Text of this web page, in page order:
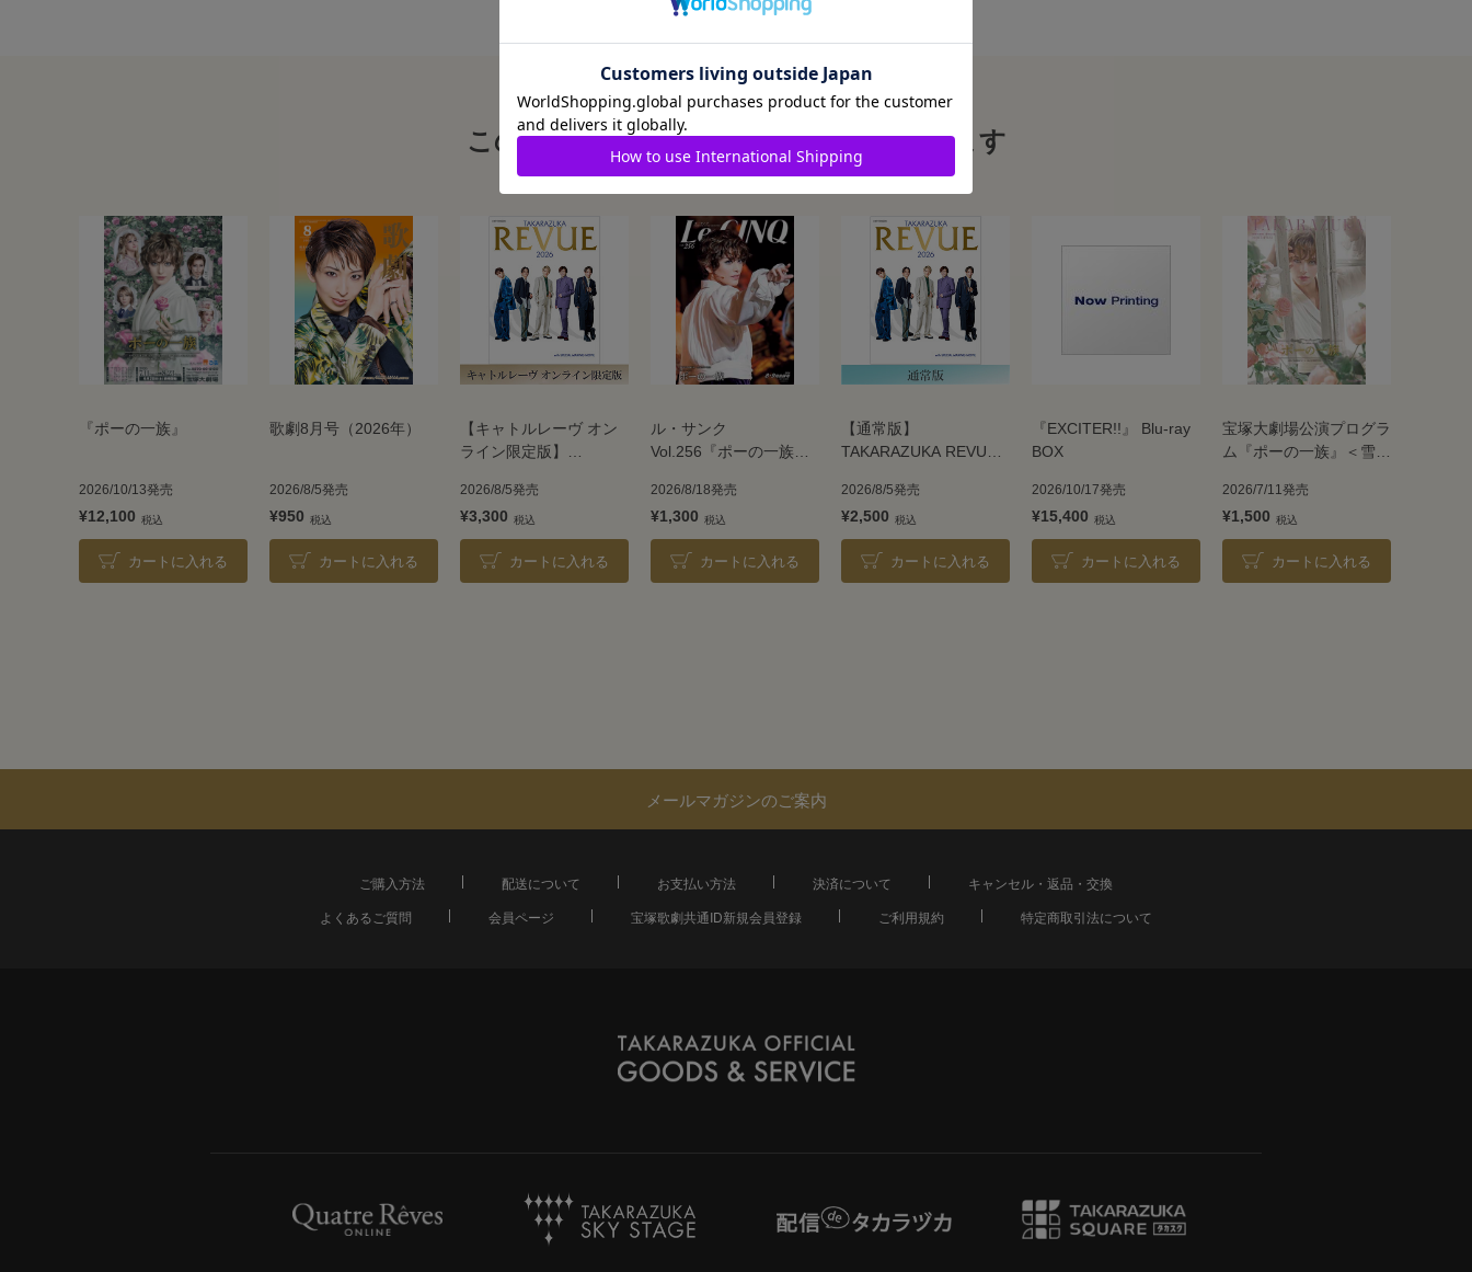
この商品を見た人はこんな商品も見ています
『ポーの一族』
2026/10/13発売
¥12,100
カートに入れる
歌劇8月号（2026年）
2026/8/5発売
¥950
カートに入れる
【キャトルレーヴ オン
ライン限定版】
2026
2026/8/5発売
¥3,300
カートに入れる
ル・サンク
Vol.256『ポーの一族』
2026/8/18発売
¥1,300
カートに入れる
【通常版】
TAKARAZUKA REVUE
2026/8/5発売
¥2,500
カートに入れる
『EXCITER!!』 Blu-ray
BOX
2026/10/17発売
¥15,400
カートに入れる
宝塚大劇場公演プログラ
ム『ポーの一族』＜雪組
2026/7/11発売
¥1,500
カートに入れる
メールマガジンのご案内
ご購入方法 配送について お支払い方法 決済について
キャンセル・返品・交換
よくあるご質問
会員ページ 宝塚歌劇共通ID新規会員登録 ご利用規約 特定商取引法について